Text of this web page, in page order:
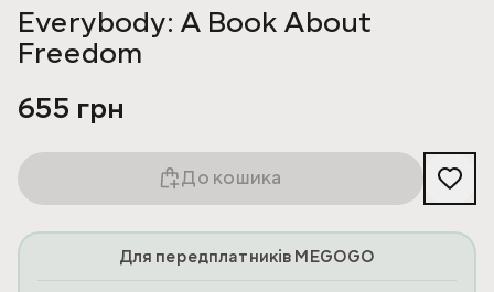
Everybody: A Book About
Freedom
655 грн
До кошика
Для передплатників MEGOGO